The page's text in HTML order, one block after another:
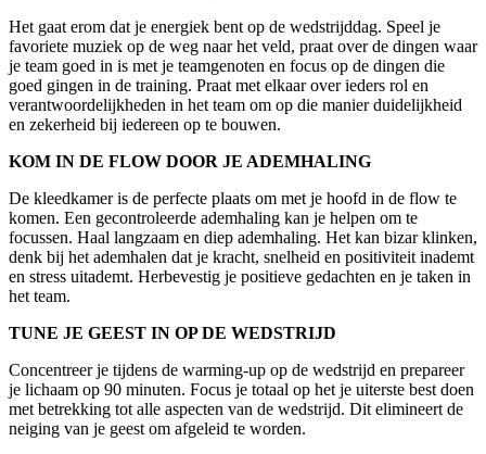
Het gaat erom dat je energiek bent op de wedstrijddag. Speel je
favoriete muziek op de weg naar het veld, praat over de dingen waar
je team goed in is met je teamgenoten en focus op de dingen die
goed gingen in de training. Praat met elkaar over ieders rol en
verantwoordelijkheden in het team om op die manier duidelijkheid
en zekerheid bij iedereen op te bouwen.
KOM IN DE FLOW DOOR JE ADEMHALING
De kleedkamer is de perfecte plaats om met je hoofd in de flow te
komen. Een gecontroleerde ademhaling kan je helpen om te
focussen. Haal langzaam en diep ademhaling. Het kan bizar klinken,
denk bij het ademhalen dat je kracht, snelheid en positiviteit inademt
en stress uitademt. Herbevestig je positieve gedachten en je taken in
het team.
TUNE JE GEEST IN OP DE WEDSTRIJD
Concentreer je tijdens de warming-up op de wedstrijd en prepareer
je lichaam op 90 minuten. Focus je totaal op het je uiterste best doen
met betrekking tot alle aspecten van de wedstrijd. Dit elimineert de
neiging van je geest om afgeleid te worden.